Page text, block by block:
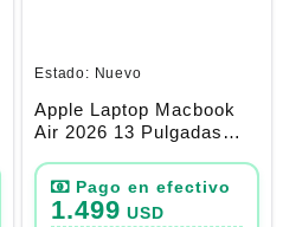
Estado: Nuevo
Apple Laptop Macbook
Air 2026 13 Pulgadas
Silver
1.499 USD